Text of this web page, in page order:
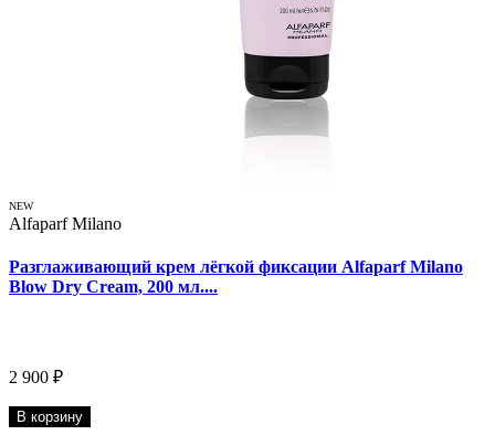
NEW
Alfaparf Milano
Разглаживающий крем лёгкой фиксации Alfaparf Milano
Blow Dry Cream, 200 мл....
2 900 ₽
В корзину